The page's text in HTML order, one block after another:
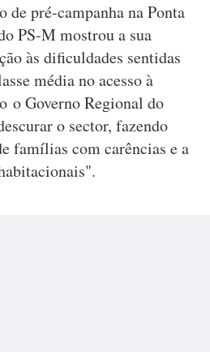
de pré-campanha na Ponta
PS-M mostrou a sua
às dificuldades sentidas
média no acesso à
o Governo Regional do
o sector, fazendo
famílias com carências e a